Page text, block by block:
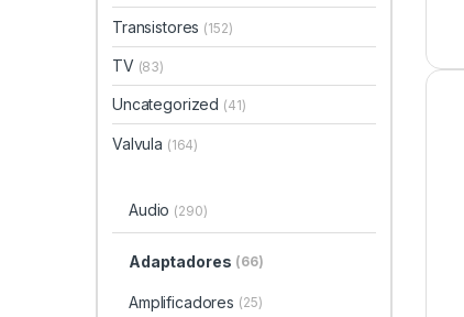
Transistores (152)
TV (83)
Uncategorized (41)
Valvula (164)
Audio (290)
Adaptadores (66)
Amplificadores (25)